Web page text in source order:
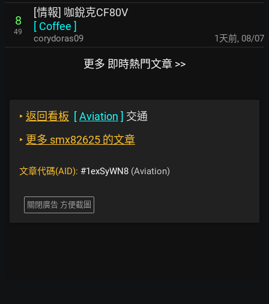
8
49
[情報] 咖銳克CF80V
[ Coffee ]
corydoras09 1天前, 08/07
更多 即時熱門文章 >>
‣ 返回看板 [Aviation ] 交通
‣ 更多 smx82625 的文章
文章代碼(AID): #1exSyWN8 (Aviation)
關閉廣告 方便截圖